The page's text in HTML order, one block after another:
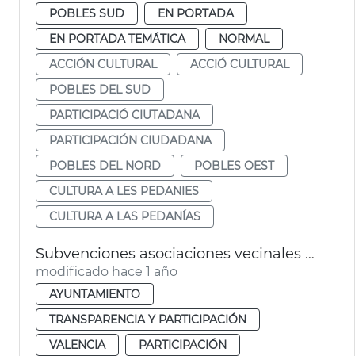
POBLES SUD
EN PORTADA
EN PORTADA TEMÁTICA
NORMAL
ACCIÓN CULTURAL
ACCIÓ CULTURAL
POBLES DEL SUD
PARTICIPACIÓ CIUTADANA
PARTICIPACIÓN CIUDADANA
POBLES DEL NORD
POBLES OEST
CULTURA A LES PEDANIES
CULTURA A LAS PEDANÍAS
Subvenciones asociaciones vecinales gastos corrientes València 2025
modificado hace 1 año
AYUNTAMIENTO
TRANSPARENCIA Y PARTICIPACIÓN
VALENCIA
PARTICIPACIÓN